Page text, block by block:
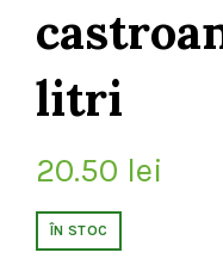
litri
20.50 lei
ÎN STOC